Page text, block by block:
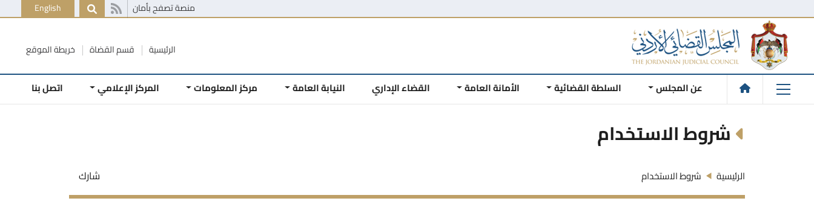
منصة تصفح بأمان English
الرئيسية قسم القضاة خريطة الموقع
عن المجلس السلطة القضائية الأمانة العامة القضاء الإداري النيابة العامة مركز المعلومات المركز الإعلامي اتصل بنا
شروط الاستخدام
الرئيسية شروط الاستخدام شارك